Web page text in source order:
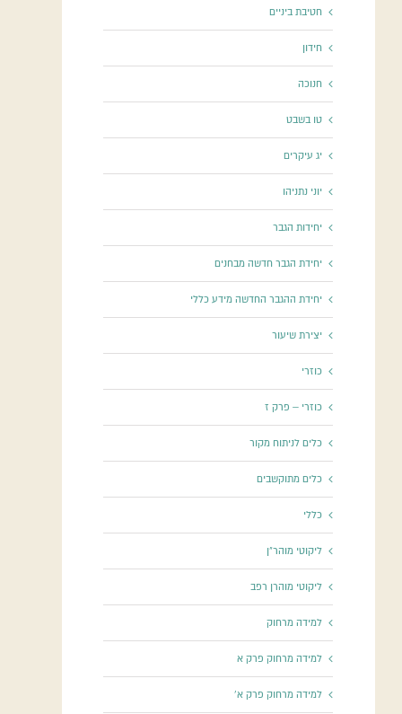
חטיבת ביניים
חידון
חנוכה
טו בשבט
יג עיקרים
יוני נתניהו
יחידות הגבר
יחידת הגבר חדשה מבחנים
יחידת ההגבר החדשה מידע כללי
יצירת שיעור
כוזרי
כוזרי – פרק ז
כלים לניתוח מקור
כלים מתוקשבים
כללי
ליקוטי מוהר"ן
ליקוטי מוהרן רפב
למידה מרחוק
למידה מרחוק פרק א
למידה מרחוק פרק א'